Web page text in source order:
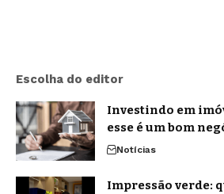
Escolha do editor
Investindo em
esse é um bom
Notícias
Impressão verde: